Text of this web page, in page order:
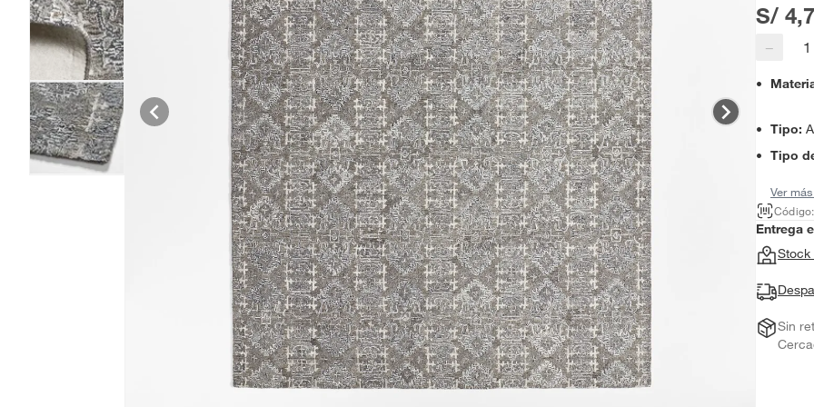
S/
−
Tipo:
Tipo
Ver
Entrega
Stock
Sin